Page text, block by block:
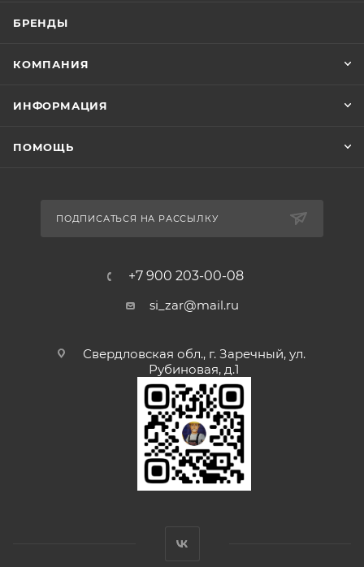
БРЕНДЫ
КОМПАНИЯ
ИНФОРМАЦИЯ
ПОМОЩЬ
ПОДПИСАТЬСЯ НА РАССЫЛКУ
+7 900 203-00-08
si_zar@mail.ru
Свердловская обл., г. Заречный, ул.
Рубиновая, д.1